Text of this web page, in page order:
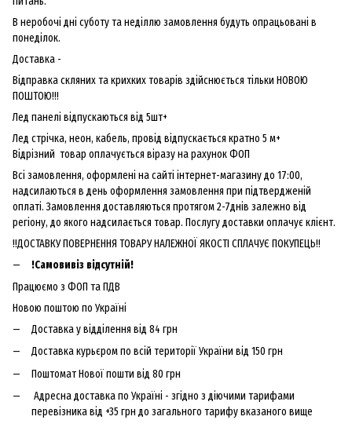
В неробочі дні суботу та неділлю замовлення будуть опрацьовані в
понеділок.
Доставка -
Відправка скляних та крихких товарів здійснюється тільки НОВОЮ
ПОШТОЮ!!!
Лед панелі відпускаються від 5шт+
Лед стрічка, неон, кабель, провід відпускається кратно 5 м+
Відрізний товар оплачується віразу на рахунок ФОП
Всі замовлення, оформлені на сайті інтернет-магазину до 17:00,
надсилаються в день оформлення замовлення при підтвердженій
оплаті. Замовлення доставляються протягом 2-7днів залежно від
регіону, до якого надсилається товар. Послугу доставки оплачує клієнт.
!!ДОСТАВКУ ПОВЕРНЕННЯ ТОВАРУ НАЛЕЖНОЇ ЯКОСТІ СПЛАЧУЄ ПОКУПЕЦЬ!!
!Самовивіз відсутній!
Працюємо з ФОП та ПДВ
Новою поштою по Україні
Доставка у відділення від 84 грн
Доставка курьєром по всій території України від 150 грн
Поштомат Нової пошти від 80 грн
Адресна доставка по Україні - згідно з діючими тарифами
перевізника від +35 грн до загального тарифу вказаного вище